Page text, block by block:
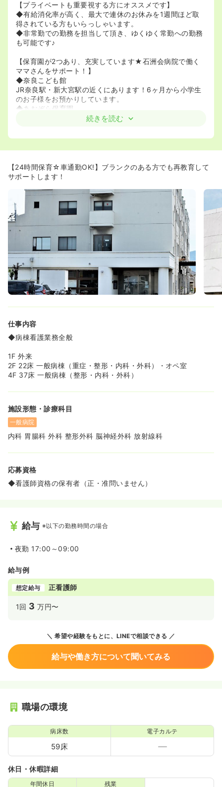
【プライベートも重要視する方にオススメです】
◆有給消化率が高く、最大で連休のお休みを1週間ほど取
得されている方もいらっしゃいます。
◆非常勤での勤務を担当して頂き、ゆくゆく常勤への勤務
も可能です♪
【保育園が2つあり、充実しています★石洲会病院で働く
ママさんをサポート！】
◆奈良こども館
JR奈良駅・新大宮駅の近くにあります！6ヶ月から小学生
のお子様をお預かりしています。
◆あおぞら保育園
「近鉄西大寺駅」北口から徒歩5分です！3ヶ月から小学生
きないことを分けます。担当したことのない業務を明確に
することで
続きを読む
【24時間保育☆車通勤OK!】ブランクのある方でも再教育して
サポートします！
仕事内容
◆病棟看護業務全般
1F 外来
2F 22床 一般病棟（重症・整形・内科・外科）・オペ室
4F 37床 一般病棟（整形・内科・外科）
施設形態・診療科目
一般病院
内科 胃腸科 外科 整形外科 脳神経外科 放射線科
応募資格
◆看護師資格の保有者（正・准問いません）
給与 ※以下の勤務時間の場合
夜勤 17:00～09:00
給与例
想定給与 正看護師
1回 3 万円〜
希望や経験をもとに、LINEで相談できる
給与や働き方について聞いてみる
職場の環境
病床数
59床
電子カルテ
休日・休暇詳細
年間休日 残業